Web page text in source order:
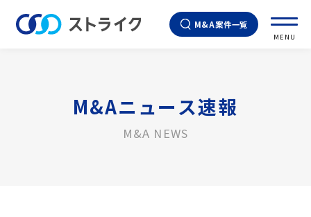
M&A案件一覧
MENU
M&Aニュース速報
M&A NEWS